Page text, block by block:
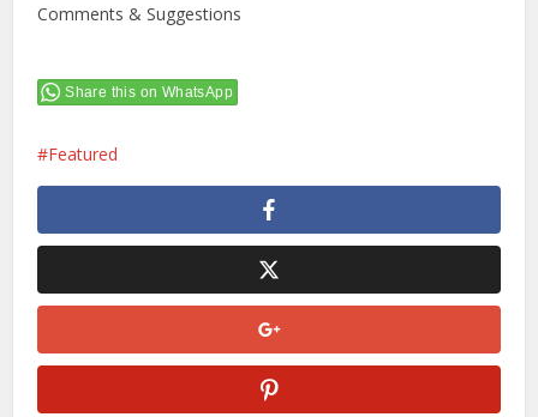
Comments & Suggestions
Share this on WhatsApp
Featured